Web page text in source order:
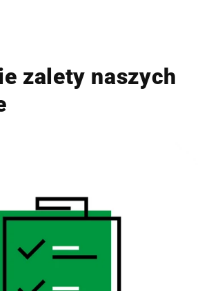
zalety naszych